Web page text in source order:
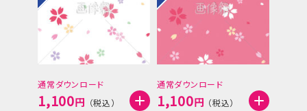
通常ダウンロード
1,100円
通常ダウンロード
1,100円